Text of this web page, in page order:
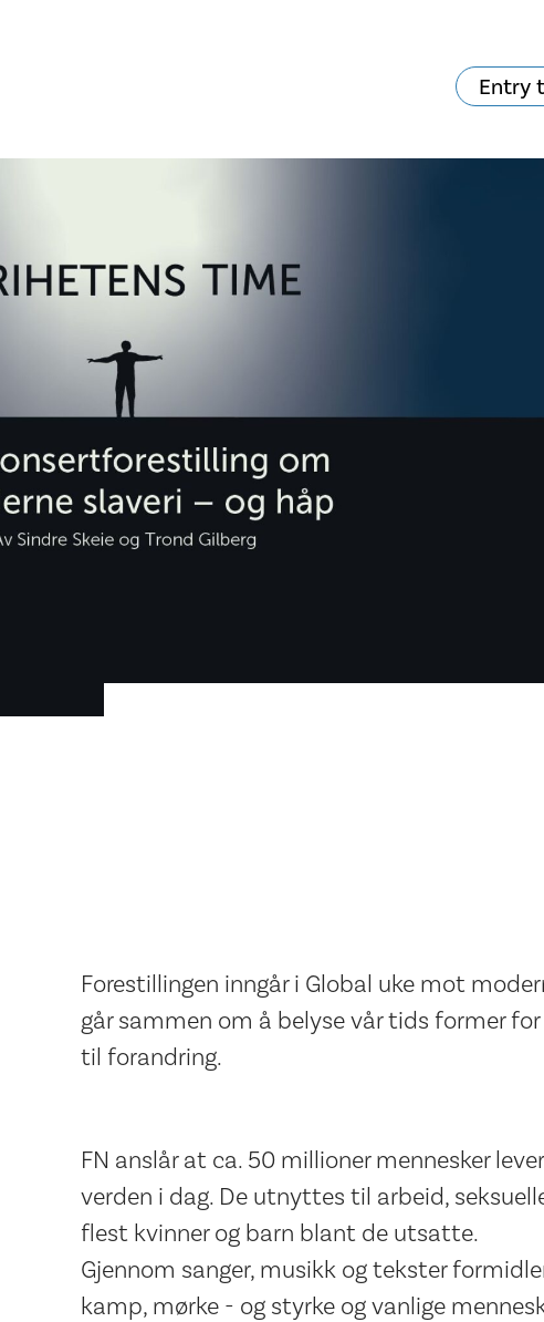
Entry
Forestillingen inngår i Global uke mot
går sammen om å belyse vår tids former
til forandring.
FN anslår at ca. 50 millioner mennesker
verden i dag. De utnyttes til arbeid,
flest kvinner og barn blant de utsatte.
Gjennom sanger, musikk og tekster
kamp, mørke - og styrke og vanlige